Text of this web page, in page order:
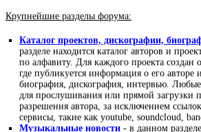
Крупнейшие разделы форума:
Каталог проектов, дискографии,
разделе находится каталог авторов и
по алфавиту. Для каждого проекта создан
где публикуется информация о его авторе
биография, дискография, интервью.
для прослушивания или прямой загрузки
разрешения автора, за исключением
сервисы, такие как youtube, soundcloud,
Музыкальные новости - в данном